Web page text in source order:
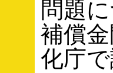
問題
補償
化庁